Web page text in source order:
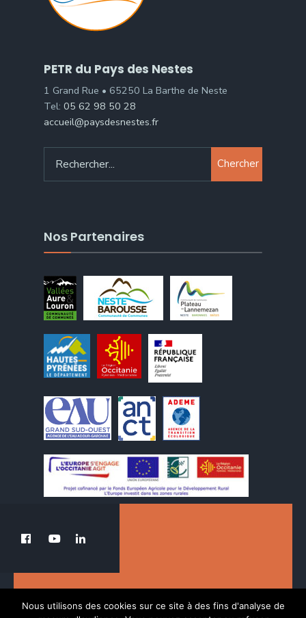
PETR du Pays des Nestes
1 Grand Rue • 65250 La Barthe de Neste
Tel: 05 62 98 50 28
accueil@paysdesnestes.fr
Chercher
Nos Partenaires
Le PETR au service de la transition du Pays
des Nestes.
Nous utilisons des cookies sur ce site à des fins d'analyse de